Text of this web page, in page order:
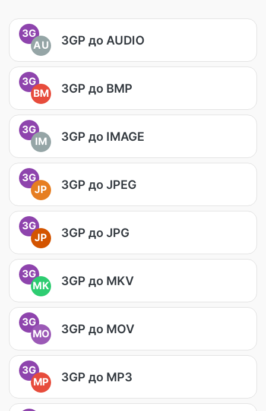
3G
AU
3GP до AUDIO
3G
BM
3GP до BMP
3G
IM
3GP до IMAGE
3G
JP
3GP до JPEG
3G
JP
3GP до JPG
3G
MK
3GP до MKV
3G
MO
3GP до MOV
3G
MP
3GP до MP3